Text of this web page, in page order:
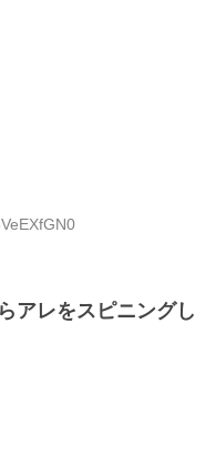
アレをスピニングし